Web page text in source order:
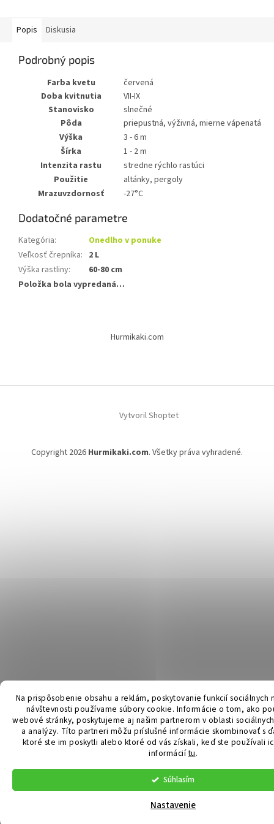
Na prispôsobenie obsahu a reklám, poskytovanie funkcií sociálnych
návštevnosti používame súbory cookie. Informácie o tom, ako
webové stránky, poskytujeme aj našim partnerom v oblasti
a analýzy. Títo partneri môžu príslušné informácie skombinovať s
ktoré ste im poskytli alebo ktoré od vás získali, keď ste používali
informáciítu.
Súhlasím
Nastavenie
Popis Diskusia
Podrobný popis
Farba kvetu
červená
Doba kvitnutia
VII-IX
Stanovisko
slnečné
Pôda
priepustná, výživná, mierne vápenatá
Výška
3 - 6 m
Šírka
1 - 2 m
Intenzita rastu
stredne rýchlo rastúci
Použitie
altánky, pergoly
Mrazuvzdornosť
-27°C
Dodatočné parametre
Kategória:
Onedlho v ponuke
Veľkosť črepníka: 2 L
Výška rastliny:
60-80 cm
Položka bola vypredaná…
i
Hurmikaki.com
Vytvoril Shoptet
Copyright 2026 Hurmikaki.com. Všetky práva vyhradené.